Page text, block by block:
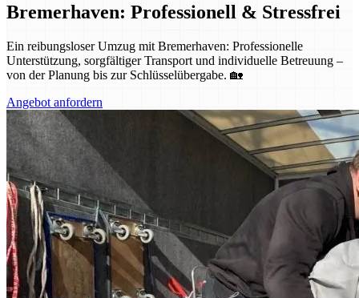
Bremerhaven: Professionell & Stressfrei
Ein reibungsloser Umzug mit Bremerhaven: Professionelle
Unterstützung, sorgfältiger Transport und individuelle Betreuung –
von der Planung bis zur Schlüsselübergabe. 🏡
Angebot anfordern